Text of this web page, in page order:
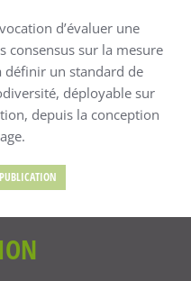
d’évaluer une
consensus sur la mesure
définir un standard de
déployable sur
depuis la conception